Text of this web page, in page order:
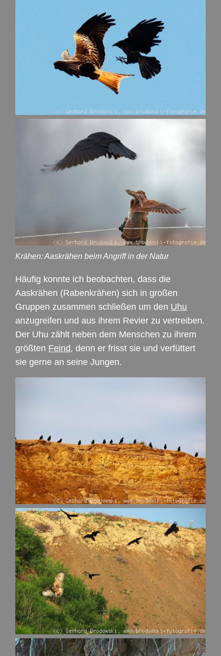
Krähen: Aaskrähen beim Angriff in der Natur
Häufig konnte ich beobachten, dass die
Aaskrähen (Rabenkrähen) sich in großen
Gruppen zusammen schließen um den Uhu
anzugreifen und aus ihrem Revier zu vertreiben.
Der Uhu zählt neben dem Menschen zu ihrem
größten Feind, denn er frisst sie und verfüttert
sie gerne an seine Jungen.